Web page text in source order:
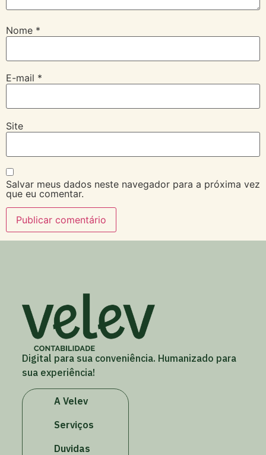
Nome *
E-mail *
Site
Salvar meus dados neste navegador para a próxima vez
que eu comentar.
Digital para sua conveniência. Humanizado para
sua experiência!
A Velev
Serviços
Duvidas